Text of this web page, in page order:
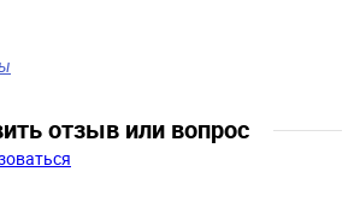
отзыв или вопрос